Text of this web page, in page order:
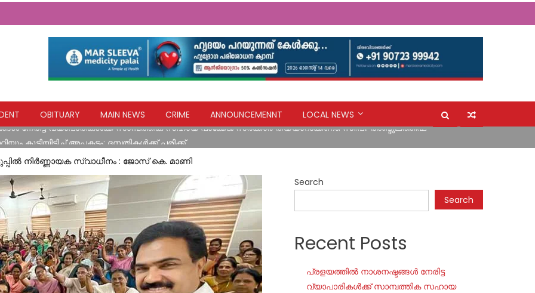
OBITUARY MAIN NEWS CRIME ANNOUNCEMENNT
LOCAL NEWS
കൂ​ട്ടി​യി​ടി​ച്ച് അ​പ​ക​ടം; ദ​മ്പ​തി​ക​ൾ​ക്ക് പ​രി​ക്ക്
കിറ്റുകൾ വിതരണം ചെയ്തു
സ്ഥാപനങ്ങൾക്ക് നാളെ അവധി
നേരിട്ട വ്യാപാരികൾക്ക് സാമ്പത്തിക സഹായ പാക്കേജ് സർക്കാർ തയ്യാറാക്കണം: സി.പി. അബ്ദുലത്തീഫ്
നിർണ്ണായക സ്വാധീനം : ജോസ് കെ. മാണി
Search
Search
Recent Posts
പ്രളയത്തിൽ നാശനഷ്ടങ്ങൾ നേരിട്ട
വ്യാപാരികൾക്ക് സാമ്പത്തിക സഹായ